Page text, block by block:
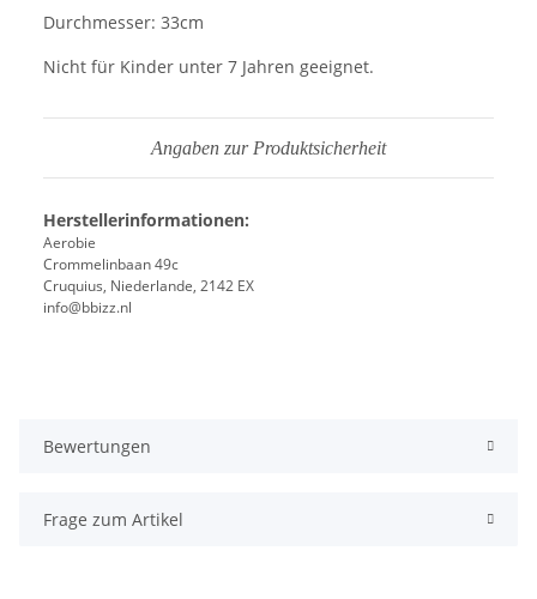
Durchmesser: 33cm
Nicht für Kinder unter 7 Jahren geeignet.
Angaben zur Produktsicherheit
Herstellerinformationen:
Aerobie
Crommelinbaan 49c
Cruquius, Niederlande, 2142 EX
info@bbizz.nl
Bewertungen
Frage zum Artikel